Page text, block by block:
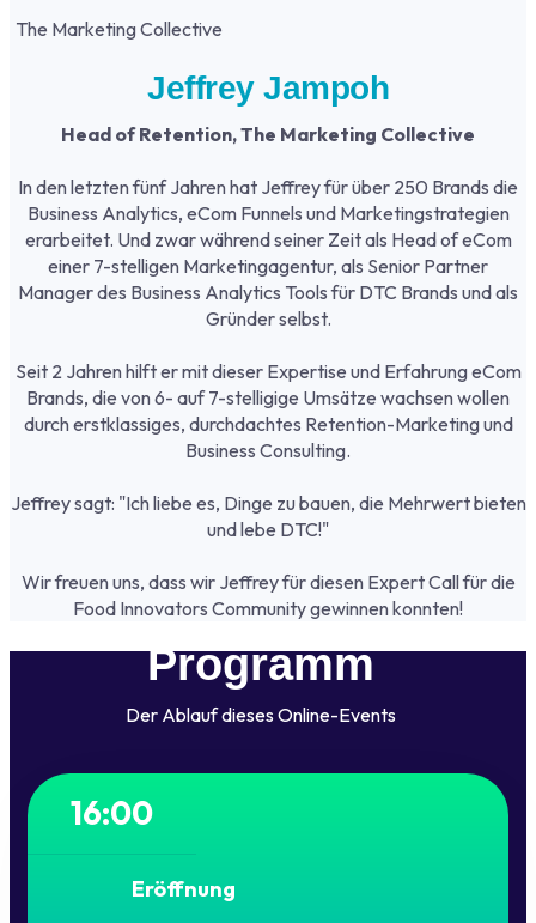
The Marketing Collective
Jeffrey Jampoh
Head of Retention, The Marketing Collective
In den letzten fünf Jahren hat Jeffrey für über 250 Brands die
Business Analytics, eCom Funnels und Marketingstrategien
erarbeitet. Und zwar während seiner Zeit als Head of eCom
einer 7-stelligen Marketingagentur, als Senior Partner
Manager des Business Analytics Tools für DTC Brands und als
Gründer selbst.
Seit 2 Jahren hilft er mit dieser Expertise und Erfahrung eCom
Brands, die von 6- auf 7-stelligige Umsätze wachsen wollen
durch erstklassiges, durchdachtes Retention-Marketing und
Business Consulting.
Jeffrey sagt: "Ich liebe es, Dinge zu bauen, die Mehrwert bieten
und lebe DTC!"
Wir freuen uns, dass wir Jeffrey für diesen Expert Call für die
Food Innovators Community gewinnen konnten!
Programm
Der Ablauf dieses Online-Events
16:00
Eröffnung